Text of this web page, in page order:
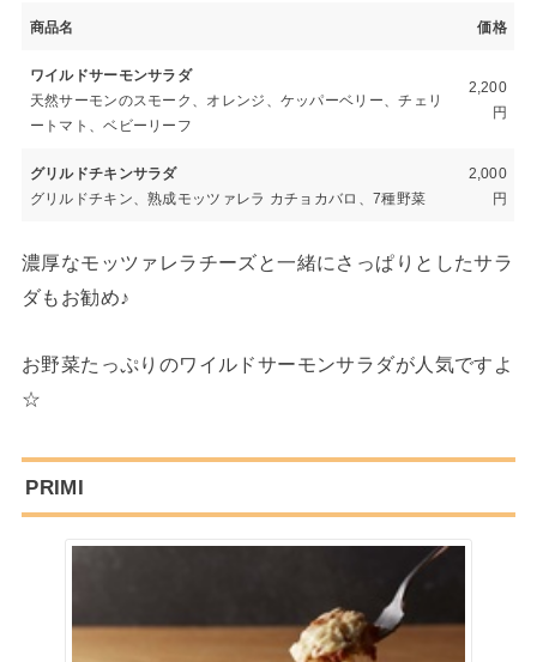
商品名 価格
ワイルドサーモンサラダ
天然サーモンのスモーク、オレンジ、ケッパーベリー、チェリ
ートマト、ベビーリーフ
2,200
円
グリルドチキンサラダ
グリルドチキン、熟成モッツァレラ カチョカバロ、7種野菜
2,000
円
濃厚なモッツァレラチーズと一緒にさっぱりとしたサラ
ダもお勧め♪
お野菜たっぷりのワイルドサーモンサラダが人気ですよ
☆
PRIMI